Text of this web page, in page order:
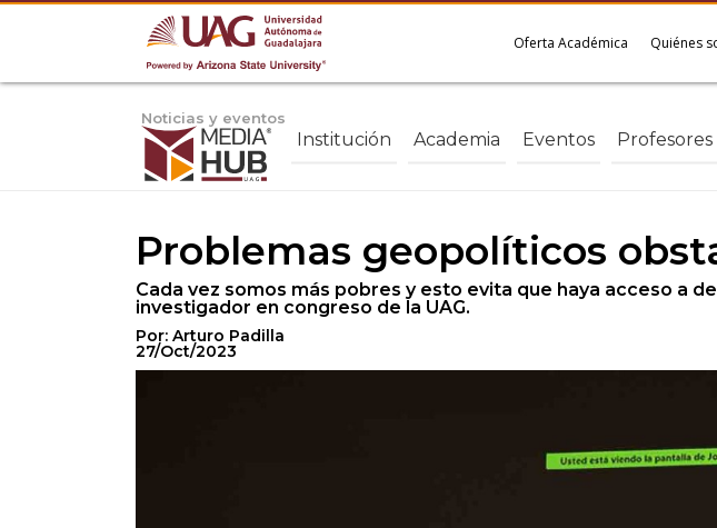
Oferta Académica Quiénes
Noticias y eventos
Institución Academia Eventos Profesores
Problemas geopolíticos
Cada vez somos más pobres y esto evita que haya acceso a
investigador en congreso de la UAG.
Por: Arturo Padilla
27/Oct/2023